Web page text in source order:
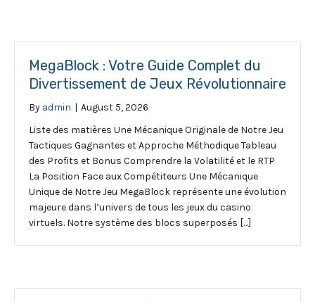
MegaBlock : Votre Guide Complet du
Divertissement de Jeux Révolutionnaire
By admin | August 5, 2026
Liste des matières Une Mécanique Originale de Notre Jeu
Tactiques Gagnantes et Approche Méthodique Tableau
des Profits et Bonus Comprendre la Volatilité et le RTP
La Position Face aux Compétiteurs Une Mécanique
Unique de Notre Jeu MegaBlock représente une évolution
majeure dans l’univers de tous les jeux du casino
virtuels. Notre système des blocs superposés […]